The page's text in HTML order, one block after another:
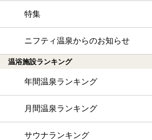
特集
ニフティ温泉からのお知らせ
温浴施設ランキング
年間温泉ランキング
月間温泉ランキング
サウナランキング